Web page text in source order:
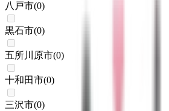
八戸市(0)
黒石市(0)
五所川原市(0)
十和田市(0)
三沢市(0)